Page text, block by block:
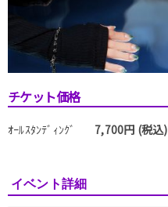
チケット価格
ｵｰﾙｽﾀﾝﾃﾞｨﾝｸﾞ 7,700円 (税込)
イベント詳細